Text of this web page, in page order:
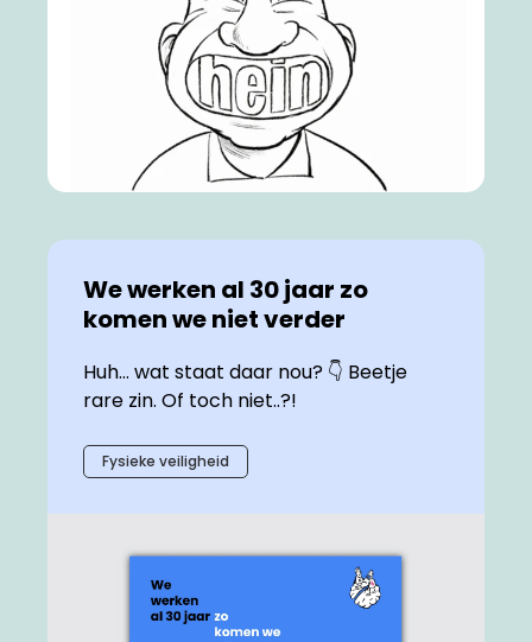
We werken al 30 jaar zo
komen we niet verder
Huh… wat staat daar nou? 👇 Beetje
rare zin. Of toch niet..?!
Fysieke veiligheid